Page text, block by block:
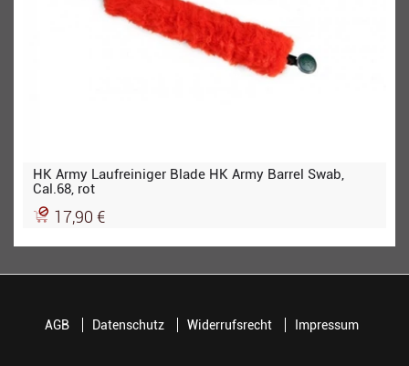
HK Army Laufreiniger Blade HK Army Barrel Swab,
Cal.68, rot
17,90 €
AGB Datenschutz Widerrufsrecht Impressum